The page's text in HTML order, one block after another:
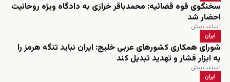
سخنگوی قوه قضائیه: محمدباقر خرازی به دادگاه ویژه روحانیت
احضار شد
۱ ساعت پیش
ایران
شورای همکاری کشورهای عربی خلیج: ایران نباید تنگه هرمز را
به ابزار فشار و تهدید تبدیل کند
۱ ساعت پیش
ایران